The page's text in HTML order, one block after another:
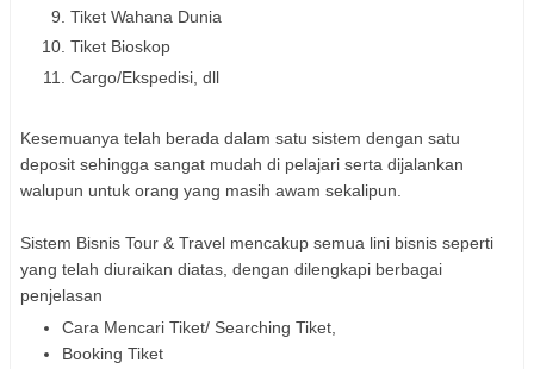
Tiket Wahana Dunia
Tiket Bioskop
Cargo/Ekspedisi, dll
Kesemuanya telah berada dalam satu sistem dengan satu
deposit sehingga sangat mudah di pelajari serta dijalankan
walupun untuk orang yang masih awam sekalipun.
Sistem Bisnis Tour & Travel mencakup semua lini bisnis seperti
yang telah diuraikan diatas, dengan dilengkapi berbagai
penjelasan
Cara Mencari Tiket/ Searching Tiket,
Booking Tiket